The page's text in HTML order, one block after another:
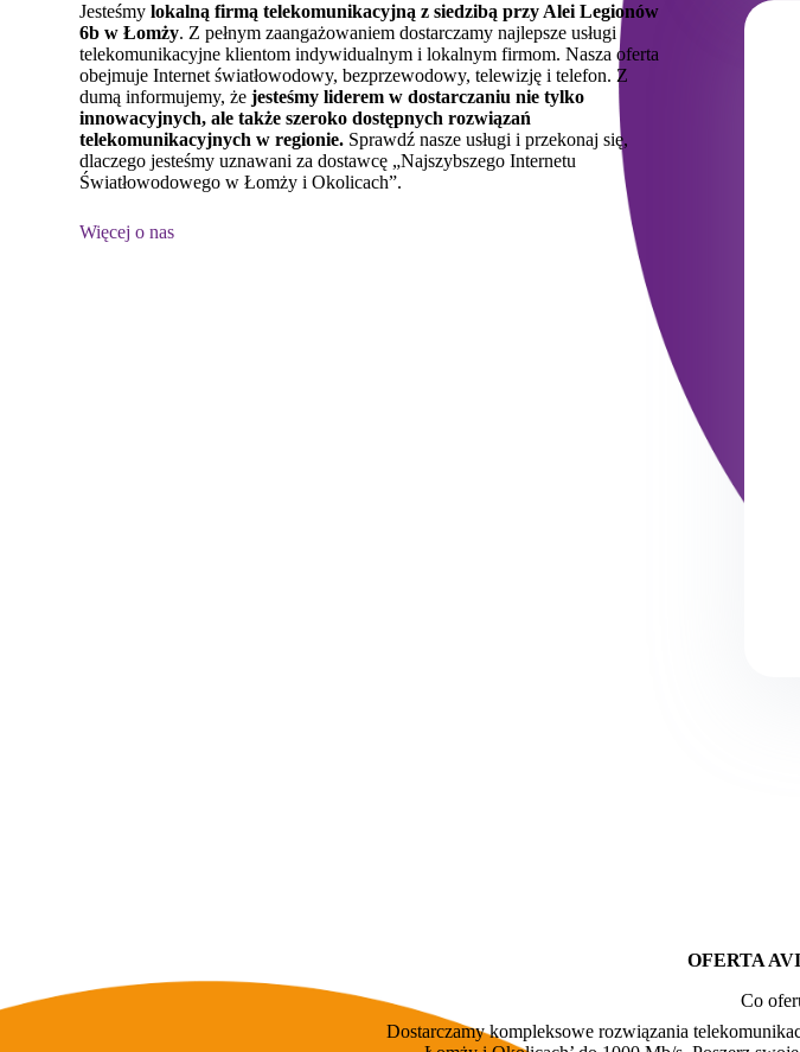
Jesteśmylokalną firmą telekomunikacyjną z siedzibą przy Alei Legionów
6b w Łomży. Z pełnym zaangażowaniem dostarczamy najlepsze usługi
telekomunikacyjne klientom indywidualnym i lokalnym firmom. Nasza oferta
obejmuje Internet światłowodowy, bezprzewodowy, telewizję i telefon. Z
dumą informujemy, żejesteśmy liderem w dostarczaniu nie tylko
innowacyjnych, ale także szeroko dostępnych rozwiązań
telekomunikacyjnych w regionie. Sprawdź nasze usługi i przekonaj się,
dlaczego jesteśmy uznawani za dostawcę „Najszybszego Internetu
Światłowodowego w Łomży i Okolicach”.
Więcej o nas
OFERTA
Co
Dostarczamy kompleksowe rozwiązania